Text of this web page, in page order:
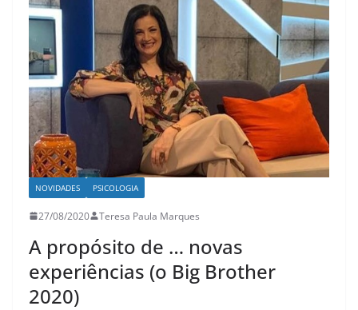
NOVIDADES PSICOLOGIA
27/08/2020 Teresa Paula Marques
A propósito de … novas
experiências (o Big Brother
2020)